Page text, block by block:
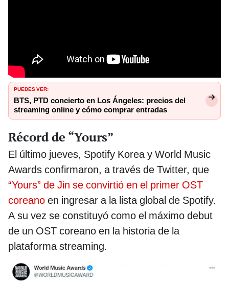
PUEDES VER:
BTS, PTD concierto en Los Ángeles: precios del
streaming online y cómo comprar entradas
Récord de “Yours”
El último jueves, Spotify Korea y World Music
Awards confirmaron, a través de Twitter, que
“Yours” de Jin se convirtió en el primer OST
coreano en ingresar a la lista global de Spotify.
A su vez se constituyó como el máximo debut
de un OST coreano en la historia de la
plataforma streaming.